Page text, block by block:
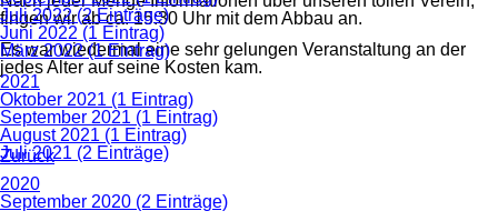
fingen wir ab ca. 15:30 Uhr mit dem Abbau an.
Es war wiedermal eine sehr gelungen Veranstaltung an der
jedes Alter auf seine Kosten kam.
Zurück
Juli 2022 (2 Einträge)
Juni 2022 (1 Eintrag)
März 2022 (1 Eintrag)
2021
Oktober 2021 (1 Eintrag)
September 2021 (1 Eintrag)
August 2021 (1 Eintrag)
Juli 2021 (2 Einträge)
2020
September 2020 (2 Einträge)